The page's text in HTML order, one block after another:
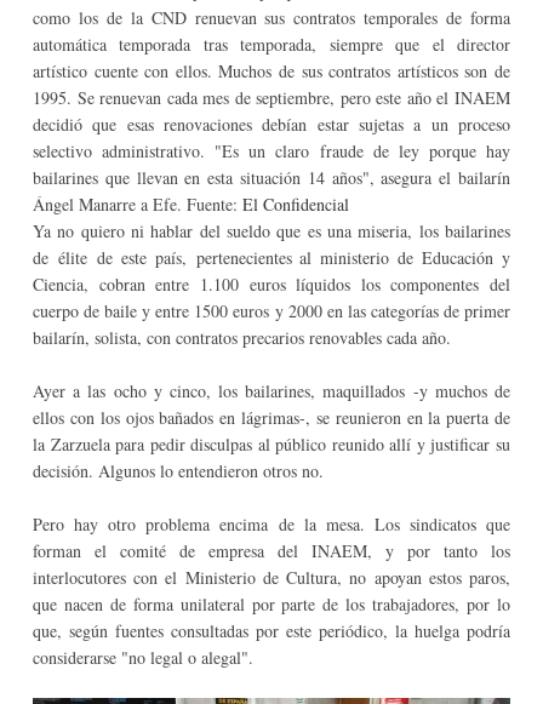
como los de la CND renuevan sus contratos temporales de forma
automática temporada tras temporada, siempre que el director
artístico cuente con ellos. Muchos de sus contratos artísticos son de
1995. Se renuevan cada mes de septiembre, pero este año el INAEM
decidió que esas renovaciones debían estar sujetas a un proceso
selectivo administrativo. "Es un claro fraude de ley porque hay
bailarines que llevan en esta situación 14 años", asegura el bailarín
Ángel Manarre a Efe. Fuente: El Confidencial
Ya no quiero ni hablar del sueldo que es una miseria, los bailarines
de élite de este país, pertenecientes al ministerio de Educación y
Ciencia, cobran entre 1.100 euros líquidos los componentes del
cuerpo de baile y entre 1500 euros y 2000 en las categorías de primer
bailarín, solista, con contratos precarios renovables cada año.
Ayer a las ocho y cinco, los bailarines, maquillados -y muchos de
ellos con los ojos bañados en lágrimas-, se reunieron en la puerta de
la Zarzuela para pedir disculpas al público reunido allí y justificar su
decisión. Algunos lo entendieron otros no.
Pero hay otro problema encima de la mesa. Los sindicatos que
forman el comité de empresa del INAEM, y por tanto los
interlocutores con el Ministerio de Cultura, no apoyan estos paros,
que nacen de forma unilateral por parte de los trabajadores, por lo
que, según fuentes consultadas por este periódico, la huelga podría
considerarse "no legal o alegal".